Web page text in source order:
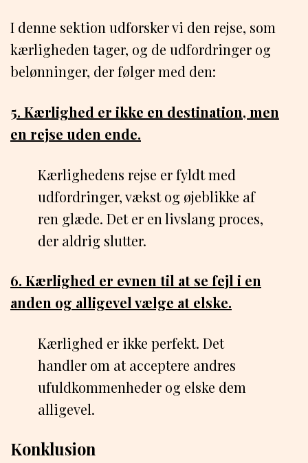
I denne sektion udforsker vi den rejse, som
kærligheden tager, og de udfordringer og
belønninger, der følger med den:
5. Kærlighed er ikke en destination, men
en rejse uden ende.
Kærlighedens rejse er fyldt med
udfordringer, vækst og øjeblikke af
ren glæde. Det er en livslang proces,
der aldrig slutter.
6. Kærlighed er evnen til at se fejl i en
anden og alligevel vælge at elske.
Kærlighed er ikke perfekt. Det
handler om at acceptere andres
ufuldkommenheder og elske dem
alligevel.
Konklusion